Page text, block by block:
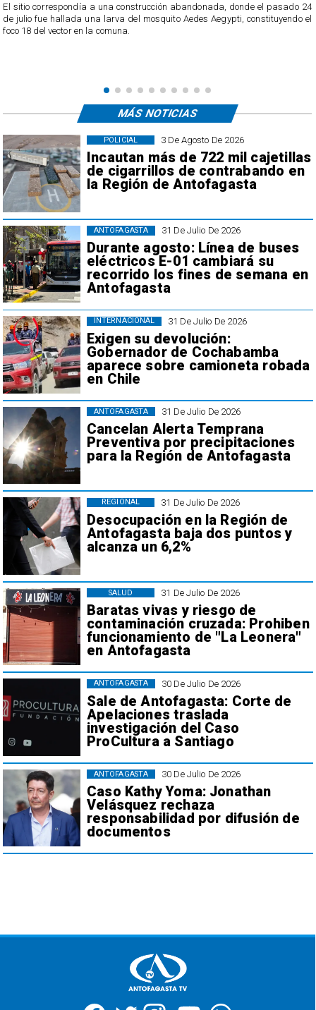
El sitio correspondía a una construcción abandonada, donde el pasado 24
de julio fue hallada una larva del mosquito Aedes Aegypti, constituyendo el
foco 18 del vector en la comuna.
3 De Agosto De 2026
Incautan más de 722 mil cajetillas
de cigarrillos de contrabando en
la Región de Antofagasta
POLICIAL
31 De Julio De 2026
Durante agosto: Línea de buses
eléctricos E-01 cambiará su
recorrido los fines de semana en
Antofagasta
ANTOFAGASTA
31 De Julio De 2026
Exigen su devolución:
Gobernador de Cochabamba
aparece sobre camioneta robada
en Chile
INTERNACIONAL
31 De Julio De 2026
Cancelan Alerta Temprana
Preventiva por precipitaciones
para la Región de Antofagasta
ANTOFAGASTA
31 De Julio De 2026
Desocupación en la Región de
Antofagasta baja dos puntos y
alcanza un 6,2%
REGIONAL
31 De Julio De 2026
Baratas vivas y riesgo de
contaminación cruzada: Prohiben
funcionamiento de "La Leonera"
en Antofagasta
SALUD
30 De Julio De 2026
Sale de Antofagasta: Corte de
Apelaciones traslada
investigación del Caso
ProCultura a Santiago
ANTOFAGASTA
30 De Julio De 2026
Caso Kathy Yoma: Jonathan
Velásquez rechaza
responsabilidad por difusión de
documentos
ANTOFAGASTA
MÁS NOTICIAS